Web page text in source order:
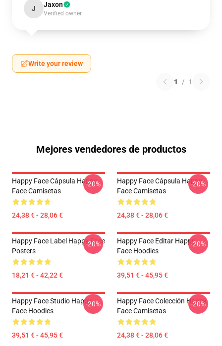
J Jaxon
Verified owner
Write your review
1 / 1
Mejores vendedores de productos
Happy Face Cápsula Happy
Face Camisetas
24,38 € - 28,06 €
-20%
Happy Face Cápsula Happy
Face Camisetas
24,38 € - 28,06 €
-20%
Happy Face Label Happy Face
Posters
18,21 € - 42,22 €
-20%
Happy Face Editar Happy
Face Hoodies
39,51 € - 45,95 €
-20%
Happy Face Studio Happy
Face Hoodies
39,51 € - 45,95 €
-20%
Happy Face Colección Happy
Face Camisetas
24,38 € - 28,06 €
-20%